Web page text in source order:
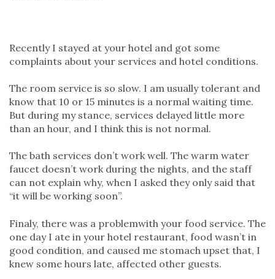
Recently I stayed at your hotel and got some
complaints about your services and hotel conditions.
The room service is so slow. I am usually tolerant and
know that 10 or 15 minutes is a normal waiting time.
But during my stance, services delayed little more
than an hour, and I think this is not normal.
The bath services don’t work well. The warm water
faucet doesn’t work during the nights, and the staff
can not explain why, when I asked they only said that
“it will be working soon”.
Finaly, there was a problemwith your food service. The
one day I ate in your hotel restaurant, food wasn’t in
good condition, and caused me stomach upset that, I
knew some hours late, affected other guests.